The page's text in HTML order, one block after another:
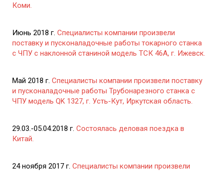
Коми.
Июнь 2018 г. Специалисты компании произвели
поставку и пусконаладочные работы токарного станка
с ЧПУ с наклонной станиной модель ТСК 46А, г. Ижевск.
Май 2018 г. Специалисты компании произвели поставку
и пусконаладочные работы Трубонарезного станка с
ЧПУ модель QK 1327, г. Усть-Кут, Иркутская область.
29.03.-05.04.2018 г. Состоялась деловая поездка в
Китай.
24 ноября 2017 г. Специалисты компании произвели